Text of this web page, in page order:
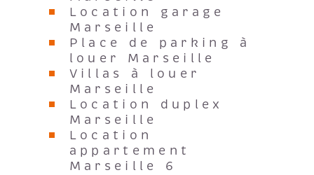
Location garage
Marseille
Place de parking à
louer Marseille
Villas à louer
Marseille
Location duplex
Marseille
Location
appartement
Marseille 6